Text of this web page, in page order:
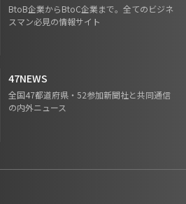
BtoB企業からBtoC企業まで。全てのビジネ
スマン必見の情報サイト
47NEWS
全国47都道府県・52参加新聞社と共同通信
の内外ニュース